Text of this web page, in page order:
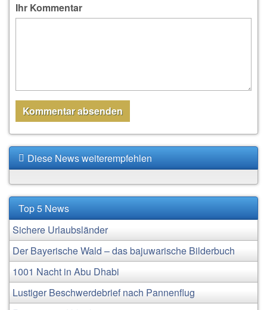
Ihr Kommentar
Diese News weiterempfehlen
Top 5 News
Sichere Urlaubsländer
Der Bayerische Wald – das bajuwarische Bilderbuch
1001 Nacht in Abu Dhabi
Lustiger Beschwerdebrief nach Pannenflug